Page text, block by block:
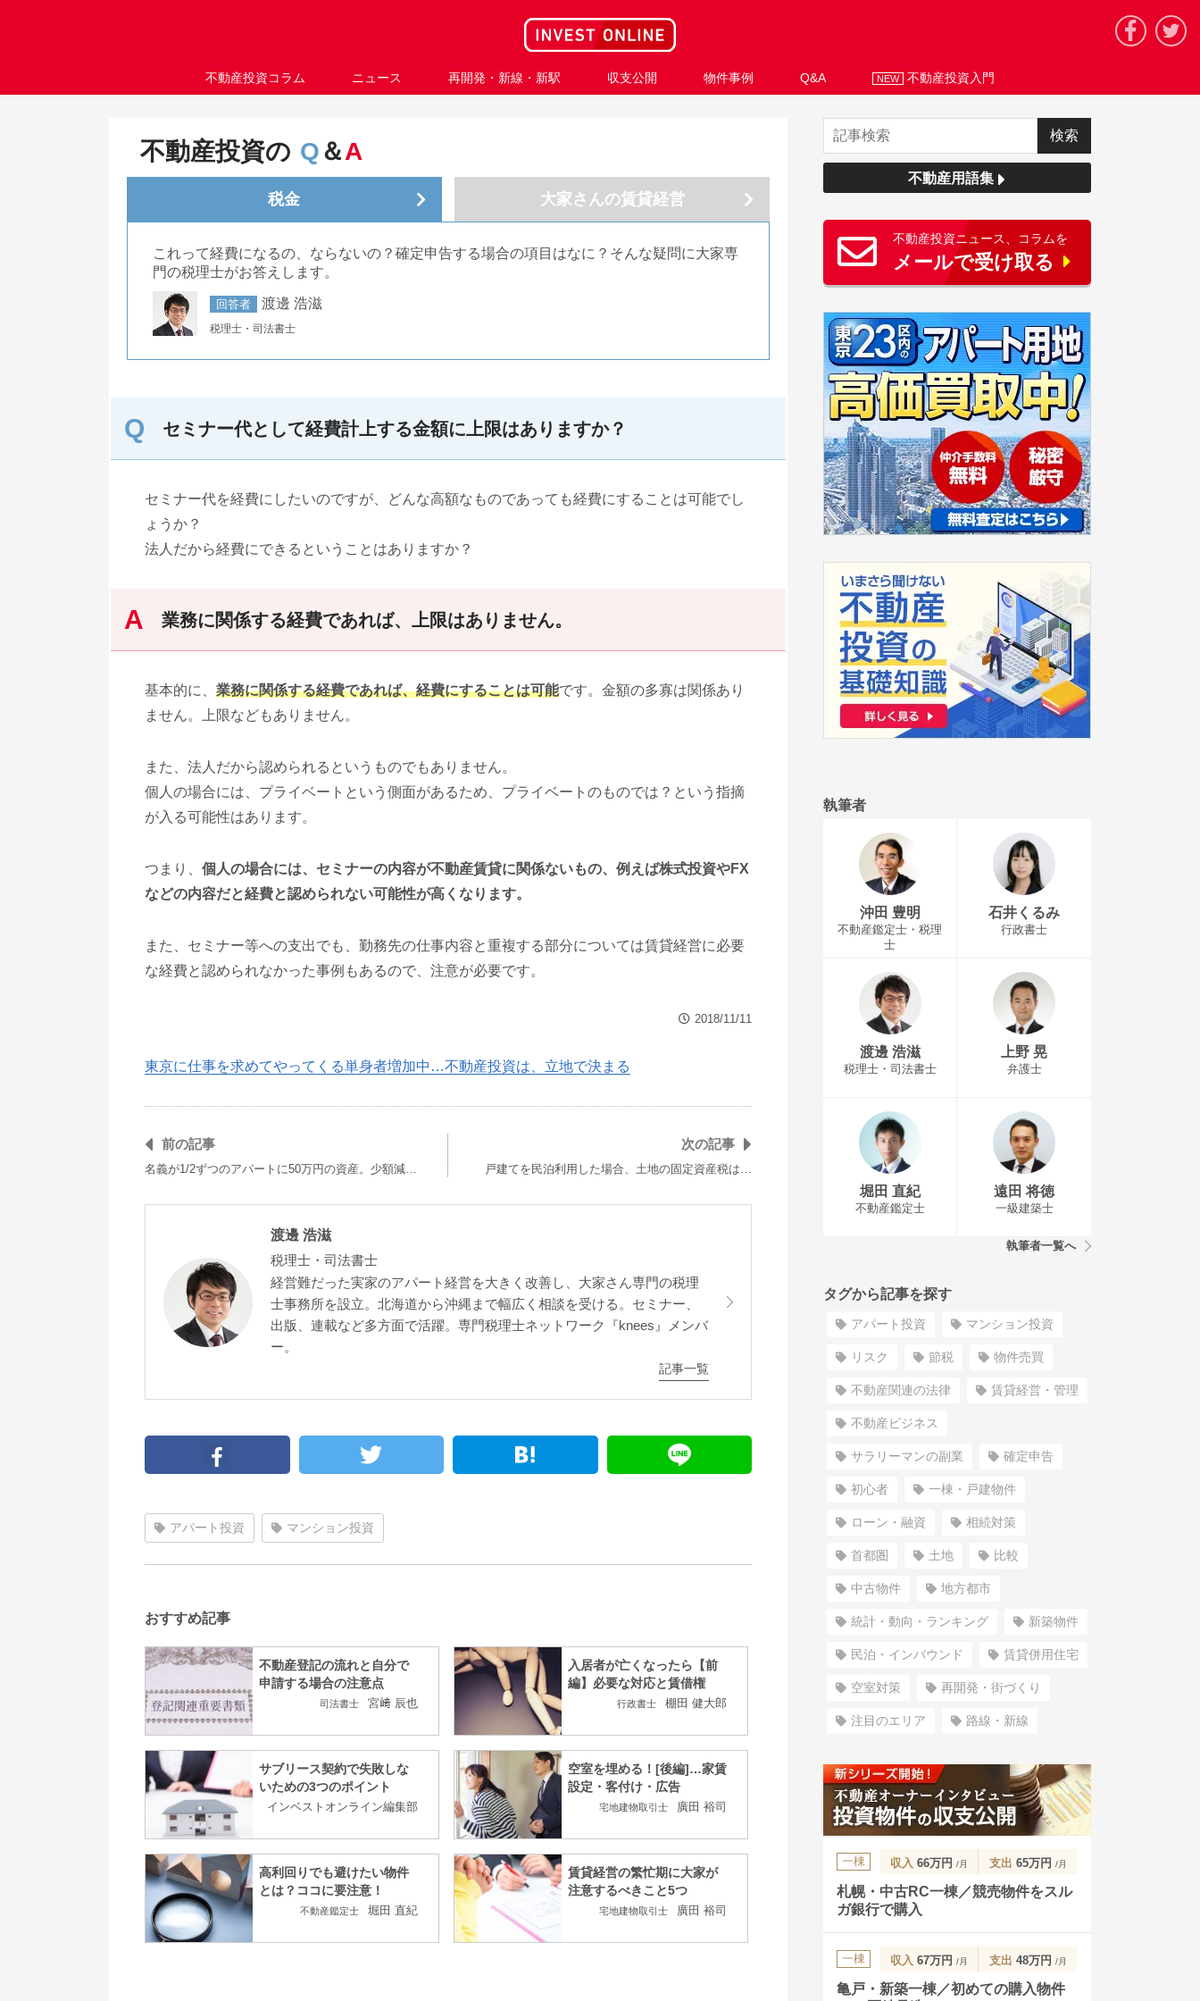
不動産投資コラム ニュース 再開発・新線・新駅 収支公開 物件事例 Q&A NEW 不動産投資入門
不動産投資の Q＆A
税金 大家さんの賃貸経営
これって経費になるの、ならないの？確定申告する場合の項目はなに？そんな疑問に大家専
門の税理士がお答えします。
回答者 渡邊 浩滋
税理士・司法書士
セミナー代として経費計上する金額に上限はありますか？
セミナー代を経費にしたいのですが、どんな高額なものであっても経費にすることは可能でし
ょうか？
法人だから経費にできるということはありますか？
業務に関係する経費であれば、上限はありません。
基本的に、 業務に関係する経費であれば、経費にすることは可能です。金額の多寡は関係あり
ません。上限などもありません。
また、法人だから認められるというものでもありません。
個人の場合には、プライベートという側面があるため、プライベートのものでは？という指摘
が入る可能性はあります。
つまり、 個人の場合には、セミナーの内容が不動産賃貸に関係ないもの、例えば株式投資やFX
などの内容だと経費と認められない可能性が高くなります。
また、セミナー等への支出でも、勤務先の仕事内容と重複する部分については賃貸経営に必要
な経費と認められなかった事例もあるので、注意が必要です。
2018/11/11
東京に仕事を求めてやってくる単身者増加中…不動産投資は、立地で決まる
前の記事
名義が1/2ずつのアパートに50万円の資産。少額減…
次の記事
戸建てを民泊利用した場合、土地の固定資産税は…
渡邊 浩滋
税理士・司法書士
経営難だった実家のアパート経営を大きく改善し、大家さん専門の税理
士事務所を設立。北海道から沖縄まで幅広く相談を受ける。セミナー、
出版、連載など多方面で活躍。専門税理士ネットワーク『knees』メンバ
ー。
記事一覧
アパート投資 マンション投資
おすすめ記事
不動産登記の流れと自分で
申請する場合の注意点
司法書士 宮﨑 辰也
入居者が亡くなったら【前
編】必要な対応と賃借権
行政書士 棚田 健大郎
サブリース契約で失敗しな
いための3つのポイント
インベストオンライン編集部
空室を埋める！[後編]…家賃
設定・客付け・広告
宅地建物取引士 廣田 裕司
高利回りでも避けたい物件
とは？ココに要注意！
不動産鑑定士 堀田 直紀
賃貸経営の繁忙期に大家が
注意するべきこと5つ
宅地建物取引士 廣田 裕司
不動産用語集
不動産投資ニュース、コラムを
メールで受け取る
執筆者
沖田 豊明
不動産鑑定士・税理
士
石井くるみ
行政書士
渡邊 浩滋
税理士・司法書士
上野 晃
弁護士
堀田 直紀
不動産鑑定士
遠田 将徳
一級建築士
執筆者一覧へ
タグから記事を探す
アパート投資 マンション投資
リスク 節税 物件売買
不動産関連の法律 賃貸経営・管理
不動産ビジネス
サラリーマンの副業 確定申告
初心者 一棟・戸建物件
ローン・融資 相続対策
首都圏 土地 比較
中古物件 地方都市
統計・動向・ランキング 新築物件
民泊・インバウンド 賃貸併用住宅
空室対策 再開発・街づくり
注目のエリア 路線・新線
一棟 収入 66万円 /月 支出 65万円 /月
札幌・中古RC一棟／競売物件をスル
ガ銀行で購入
一棟 収入 67万円 /月 支出 48万円 /月
亀戸・新築一棟／初めての購入物件